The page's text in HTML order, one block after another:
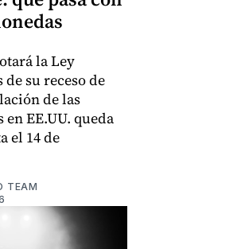
la Ley
su receso de
de las
EE.UU. queda
el 14 de
TEAM